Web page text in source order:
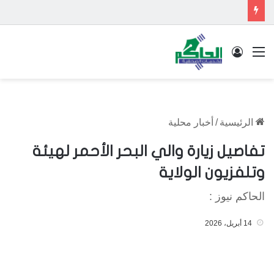
القائمة تسجيل الدخول
الرئيسية / أخبار محلية
تفاصيل زيارة والي البحر الأحمر لهيئة
وتلفزيون الولاية
الحاكم نيوز :
14 أبريل، 2026